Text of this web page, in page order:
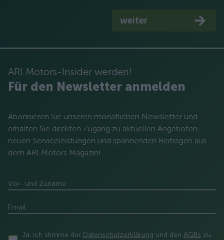
weiter
ARI Motors-Insider werden!
Für den Newsletter anmelden
Abonnieren Sie unseren monatlichen Newsletter und
erhalten Sie direkten Zugang zu aktuellen Angeboten,
neuen Serviceleistungen und spannenden Beiträgen aus
dem ARI Motors Magazin!
Vor- und Zuname
Email
Ja, ich stimme der Datenschutzerklärung und den AGBs zu